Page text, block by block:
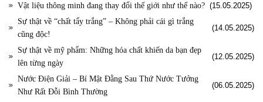
Vật liệu thông minh đang thay đổi thế giới như thế nào? (15.05.2025)
Sự thật về “chất tẩy trắng” – Không phải cái gì trắng
cũng độc!
(14.05.2025)
Sự thật về mỹ phẩm: Những hóa chất khiến da bạn đẹp
lên từng ngày
(12.05.2025)
Nước Điện Giải – Bí Mật Đằng Sau Thứ Nước Tưởng
Như Rất Đỗi Bình Thường
(06.05.2025)